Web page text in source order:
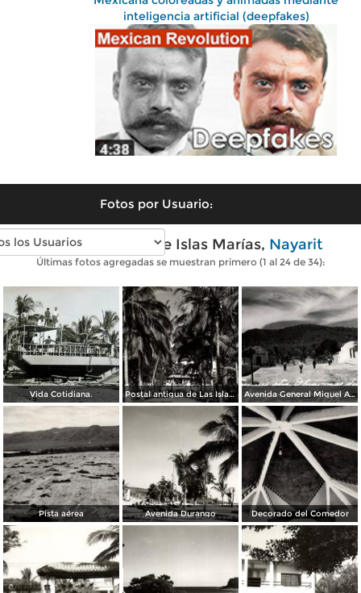
inteligencia artificial (deepfakes)
Fotos por Usuario:
Fotos antiguas de Islas Marías, Nayarit
Últimas fotos agregadas se muestran primero (1 al 24 de 34):
Vida Cotidiana. Postal antigua de Las Islas Marías Avenida General Miguel Alemán
Pista aérea Avenida Durango Decorado del Comedor